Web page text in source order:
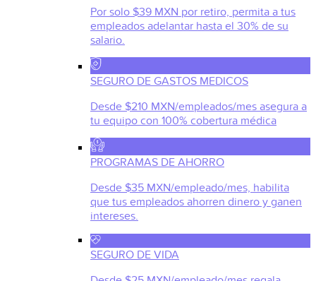
Por solo $39 MXN por retiro, permita a tus
empleados adelantar hasta el 30% de su
salario.
SEGURO DE GASTOS MEDICOS
Desde $210 MXN/empleados/mes asegura a
tu equipo con 100% cobertura médica
PROGRAMAS DE AHORRO
Desde $35 MXN/empleado/mes, habilita
que tus empleados ahorren dinero y ganen
intereses.
SEGURO DE VIDA